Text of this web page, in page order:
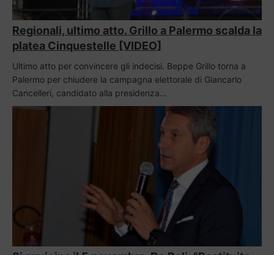
Regionali, ultimo atto. Grillo a Palermo scalda la
platea Cinquestelle [VIDEO]
Ultimo atto per convincere gli indecisi. Beppe Grillo torna a
Palermo per chiudere la campagna elettorale di Giancarlo
Cancelleri, candidato alla presidenza…